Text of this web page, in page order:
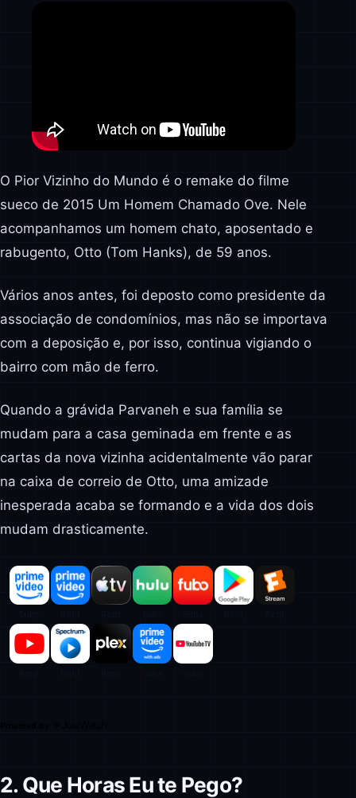
O Pior Vizinho do Mundo é o remake do filme
sueco de 2015 Um Homem Chamado Ove. Nele
acompanhamos um homem chato, aposentado e
rabugento, Otto (Tom Hanks), de 59 anos.
Vários anos antes, foi deposto como presidente da
associação de condomínios, mas não se importava
com a deposição e, por isso, continua vigiando o
bairro com mão de ferro.
Quando a grávida Parvaneh e sua família se
mudam para a casa geminada em frente e as
cartas da nova vizinha acidentalmente vão parar
na caixa de correio de Otto, uma amizade
inesperada acaba se formando e a vida dos dois
mudam drasticamente.
2. Que Horas Eu te Pego?